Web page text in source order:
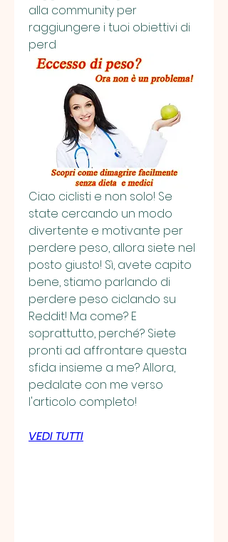
alla community per
raggiungere i tuoi obiettivi di
perd
Ciao ciclisti e non solo! Se
state cercando un modo
divertente e motivante per
perdere peso, allora siete nel
posto giusto! Sì, avete capito
bene, stiamo parlando di
perdere peso ciclando su
Reddit! Ma come? E
soprattutto, perché? Siete
pronti ad affrontare questa
sfida insieme a me? Allora,
pedalate con me verso
l'articolo completo!
VEDI TUTTI